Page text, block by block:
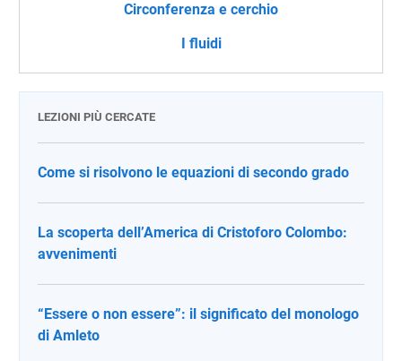
Circonferenza e cerchio
I fluidi
LEZIONI PIÙ CERCATE
Come si risolvono le equazioni di secondo grado
La scoperta dell’America di Cristoforo Colombo:
avvenimenti
“Essere o non essere”: il significato del monologo
di Amleto